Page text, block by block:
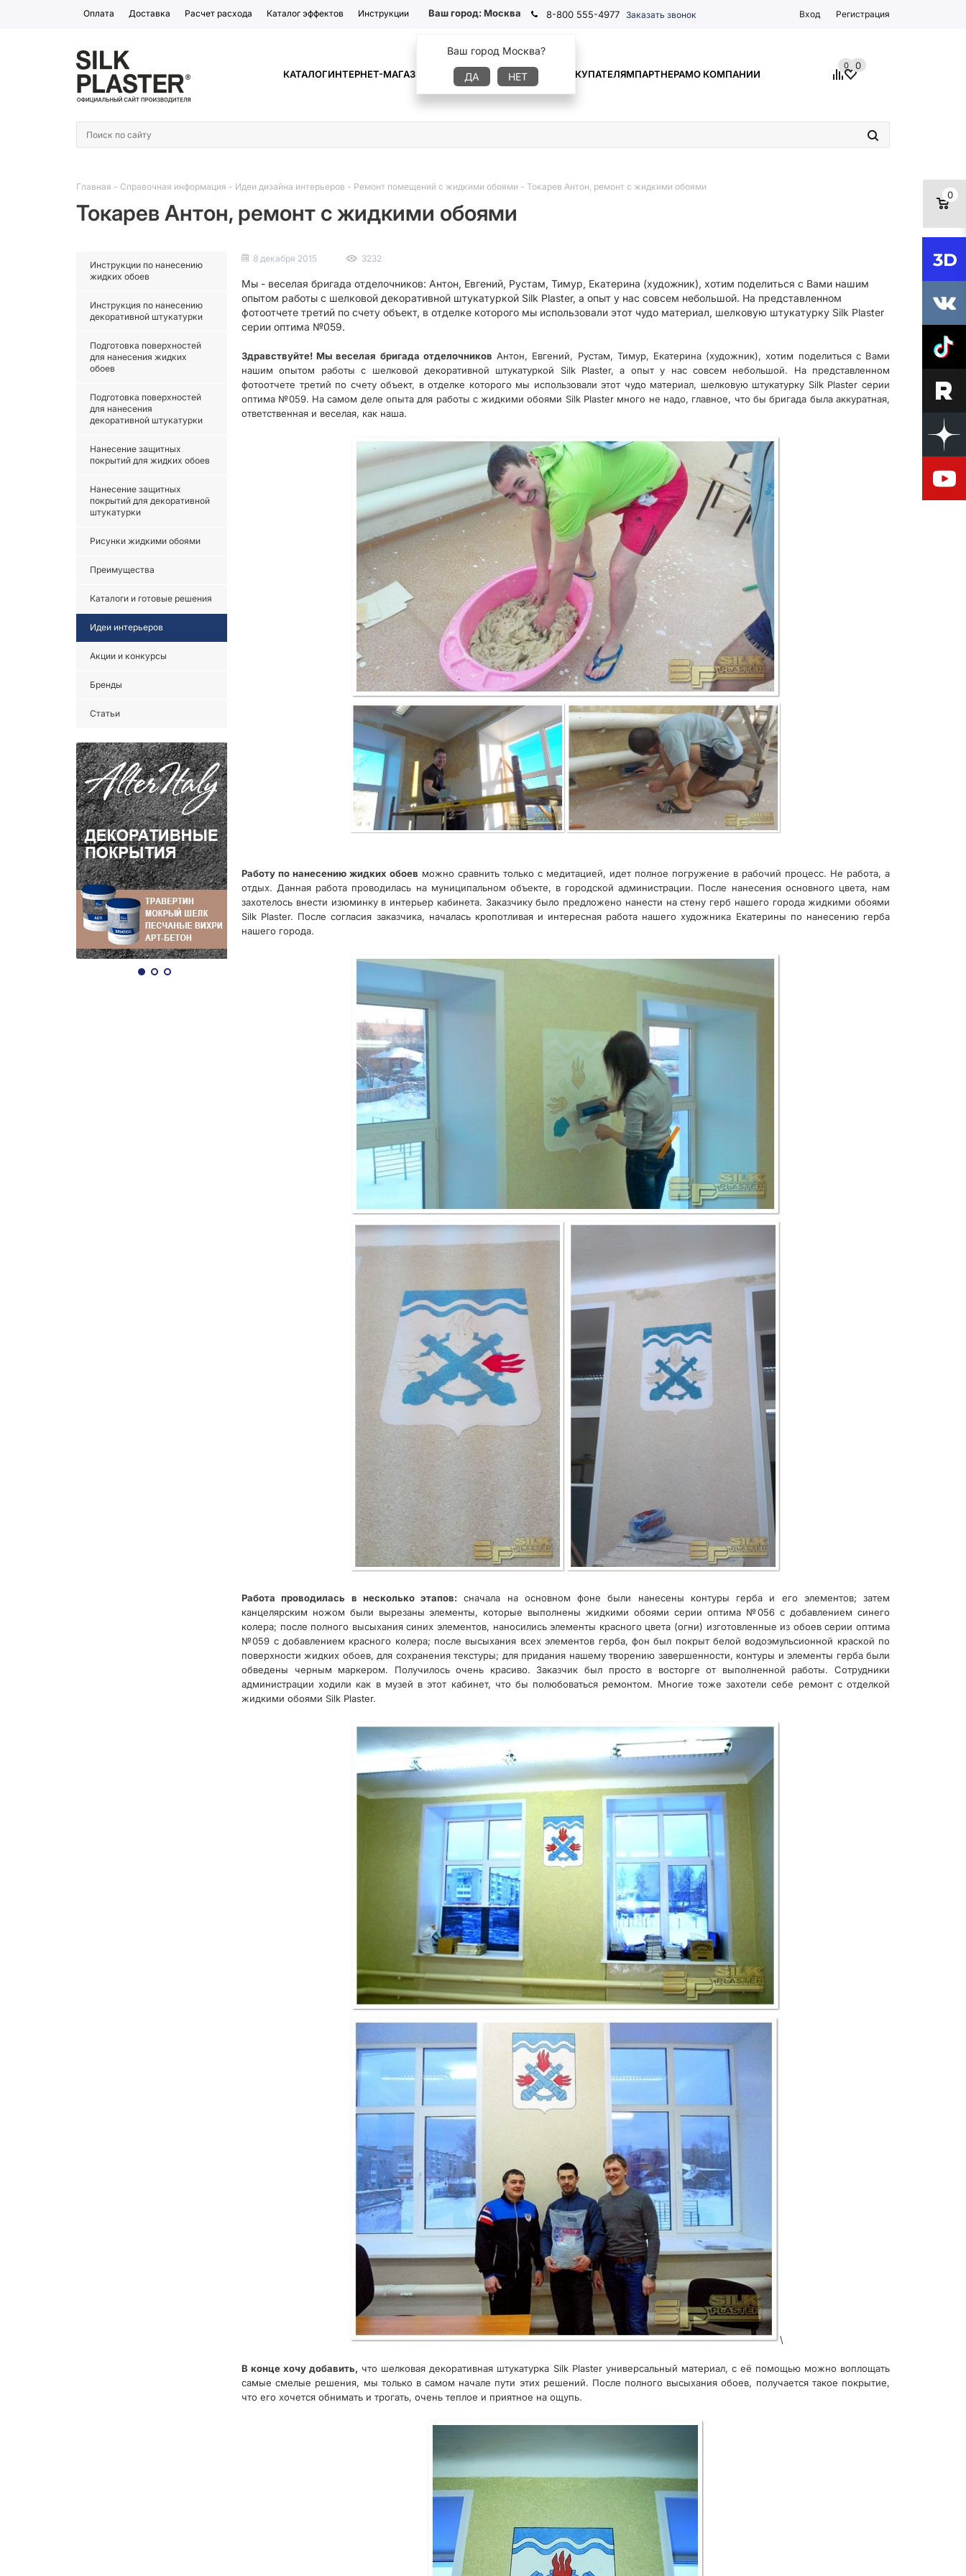
Оплата Доставка Расчет расхода Каталог эффектов Инструкции Ваш город:Москва
Ваш город Москва?
ДА НЕТ
8-800 555-4977 Заказать звонок Вход Регистрация
КАТАЛОГИНТЕРНЕТ-МАГАЗИН ГДЕ КУПИТЬ ИНФОРМАЦИЯ ПОКУПАТЕЛЯМПАРТНЕРАМО КОМПАНИИ
0 0
0
Главная - Справочная информация - Идеи дизайна интерьеров - Ремонт помещений с жидкими обоями - Токарев Антон, ремонт с жидкими обоями
Токарев Антон, ремонт с жидкими обоями
Инструкции по нанесению
жидких обоев
Инструкция по нанесению
декоративной штукатурки
Подготовка поверхностей
для нанесения жидких
обоев
Подготовка поверхностей
для нанесения
декоративной штукатурки
Нанесение защитных
покрытий для жидких обоев
Нанесение защитных
покрытий для декоративной
штукатурки
Рисунки жидкими обоями
Преимущества
Каталоги и готовые решения
Идеи интерьеров
Акции и конкурсы
Бренды
Статьи
8 декабря 2015 3232
Мы - веселая бригада отделочников: Антон, Евгений, Рустам, Тимур, Екатерина (художник), хотим поделиться с Вами нашим
опытом работы с шелковой декоративной штукатуркой Silk Plaster, а опыт у нас совсем небольшой. На представленном
фотоотчете третий по счету объект, в отделке которого мы использовали этот чудо материал, шелковую штукатурку Silk Plaster
серии оптима №059.
Здравствуйте! Мы веселая бригада отделочников Антон, Евгений, Рустам, Тимур, Екатерина (художник), хотим поделиться с Вами
нашим опытом работы с шелковой декоративной штукатуркой Silk Plaster, а опыт у нас совсем небольшой. На представленном
фотоотчете третий по счету объект, в отделке которого мы использовали этот чудо материал, шелковую штукатурку Silk Plaster серии
оптима №059. На самом деле опыта для работы с жидкими обоями Silk Plaster много не надо, главное, что бы бригада была аккуратная,
ответственная и веселая, как наша.
Работу по нанесению жидких обоев можно сравнить только с медитацией, идет полное погружение в рабочий процесс. Не работа, а
отдых. Данная работа проводилась на муниципальном объекте, в городской администрации. После нанесения основного цвета, нам
захотелось внести изюминку в интерьер кабинета. Заказчику было предложено нанести на стену герб нашего города жидкими обоями
Silk Plaster. После согласия заказчика, началась кропотливая и интересная работа нашего художника Екатерины по нанесению герба
нашего города.
Работа проводилась в несколько этапов: сначала на основном фоне были нанесены контуры герба и его элементов; затем
канцелярским ножом были вырезаны элементы, которые выполнены жидкими обоями серии оптима №056 с добавлением синего
колера; после полного высыхания синих элементов, наносились элементы красного цвета (огни) изготовленные из обоев серии оптима
№059 с добавлением красного колера; после высыхания всех элементов герба, фон был покрыт белой водоэмульсионной краской по
поверхности жидких обоев, для сохранения текстуры; для придания нашему творению завершенности, контуры и элементы герба были
обведены черным маркером. Получилось очень красиво. Заказчик был просто в восторге от выполненной работы. Сотрудники
администрации ходили как в музей в этот кабинет, что бы полюбоваться ремонтом. Многие тоже захотели себе ремонт с отделкой
жидкими обоями Silk Plaster.
\
В конце хочу добавить, что шелковая декоративная штукатурка Silk Plaster универсальный материал, с её помощью можно воплощать
самые смелые решения, мы только в самом начале пути этих решений. После полного высыхания обоев, получается такое покрытие,
что его хочется обнимать и трогать, очень теплое и приятное на ощупь.